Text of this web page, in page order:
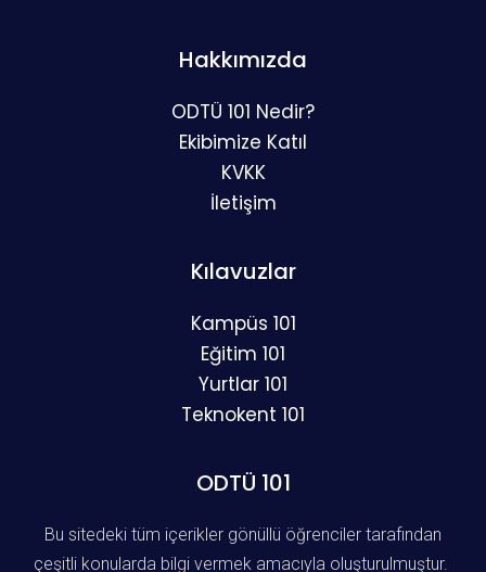
Hakkımızda
ODTÜ 101 Nedir?
Ekibimize Katıl
KVKK
İletişim
Kılavuzlar
Kampüs 101
Eğitim 101
Yurtlar 101
Teknokent 101
ODTÜ 101
Bu sitedeki tüm içerikler gönüllü öğrenciler tarafından
çeşitli konularda bilgi vermek amacıyla oluşturulmuştur.